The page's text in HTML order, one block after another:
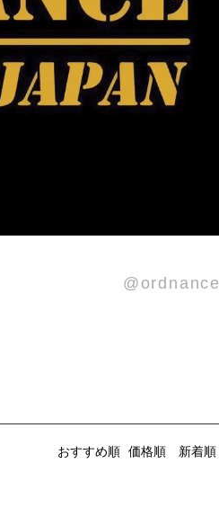
@ordnance
おすすめ順 価格順 新着順